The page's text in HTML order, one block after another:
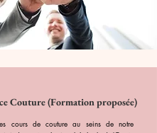
Couture (Formation proposée)
cours de couture au seins de notre